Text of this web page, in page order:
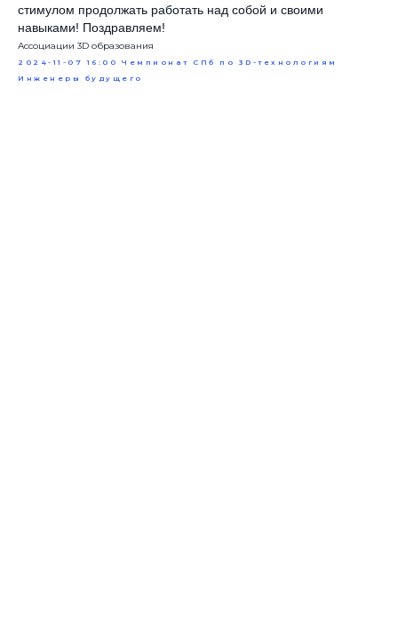
стимулом продолжать работать над собой и своими
навыками! Поздравляем!
Ассоциации 3D образования
2024-11-07 16:00
Чемпионат СПб по 3D-технологиям
Инженеры будущего